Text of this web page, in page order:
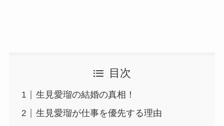
目次
生見愛瑠の結婚の真相！
生見愛瑠が仕事を優先する理由